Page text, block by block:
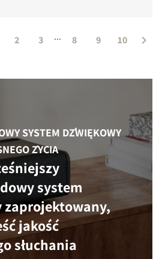
2 3 ... 8 9 10
SYSTEM DŹWIĘKOWY
ŻYCIA
system
zaprojektowany,
jakość
słuchania